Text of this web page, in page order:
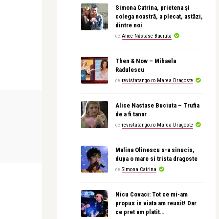
s-a
CONCERTE & SPECTACOLE CONCERTE &
am scris o
Simona Catrina, prietena și
colega noastră, a plecat, astăzi,
dintre noi
de Alice Năstase Buciuta
Then & Now – Mihaela
Radulescu
de revistatango.ro Marea Dragoste
Alice Nastase Buciuta – Trufia
de a fi tanar
de revistatango.ro Marea Dragoste
Malina Olinescu s-a sinucis,
dupa o mare si trista dragoste
de Simona Catrina
Nicu Covaci: Tot ce mi-am
propus in viata am reusit! Dar
ce pret am platit…